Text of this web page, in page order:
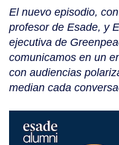
El nuevo episodio,
profesor de Esade, y
ejecutiva de
comunicamos en un
con audiencias
median cada